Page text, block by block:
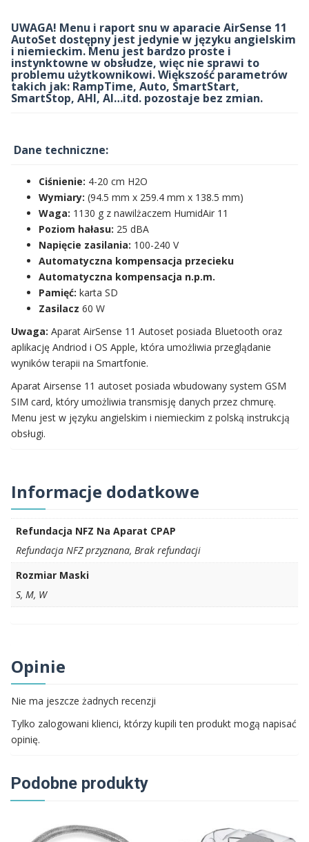
UWAGA! Menu i raport snu w aparacie AirSense 11
AutoSet dostępny jest jedynie w języku angielskim
i niemieckim. Menu jest bardzo proste i
instynktowne w obsłudze, więc nie sprawi to
problemu użytkownikowi. Większość parametrów
takich jak: RampTime, Auto, SmartStart,
SmartStop, AHI, AI…itd. pozostaje bez zmian.
Dane techniczne:
Ciśnienie: 4-20 cm H2O
Wymiary: (94.5 mm x 259.4 mm x 138.5 mm)
Waga: 1130 g z nawilżaczem HumidAir 11
Poziom hałasu: 25 dBA
Napięcie zasilania: 100-240 V
Automatyczna kompensacja przecieku
Automatyczna kompensacja n.p.m.
Pamięć: karta SD
Zasilacz 60 W
Uwaga: Aparat AirSense 11 Autoset posiada Bluetooth oraz
aplikację Andriod i OS Apple, która umożliwia przeglądanie
wyników terapii na Smartfonie.
Aparat Airsense 11 autoset posiada wbudowany system GSM
SIM card, który umożliwia transmisję danych przez chmurę.
Menu jest w języku angielskim i niemieckim z polską instrukcją
obsługi.
Informacje dodatkowe
Refundacja NFZ Na Aparat CPAP
Refundacja NFZ przyznana, Brak refundacji
Rozmiar Maski
S, M, W
Opinie
Nie ma jeszcze żadnych recenzji
Tylko zalogowani klienci, którzy kupili ten produkt mogą napisać
opinię.
Podobne produkty